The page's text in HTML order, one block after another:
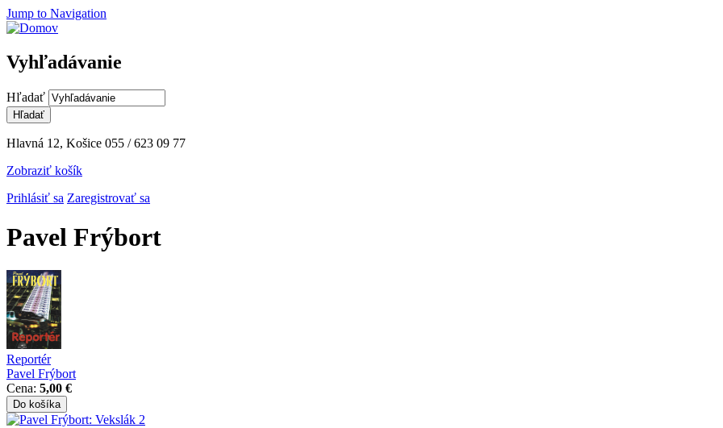
Jump to Navigation
Vyhľadávanie
Hľadať
Hlavná 12, Košice 055 / 623 09 77
Zobraziť košík
Prihlásiť sa Zaregistrovať sa
Pavel Frýbort
Reportér
Pavel Frýbort
Cena: 5,00 €